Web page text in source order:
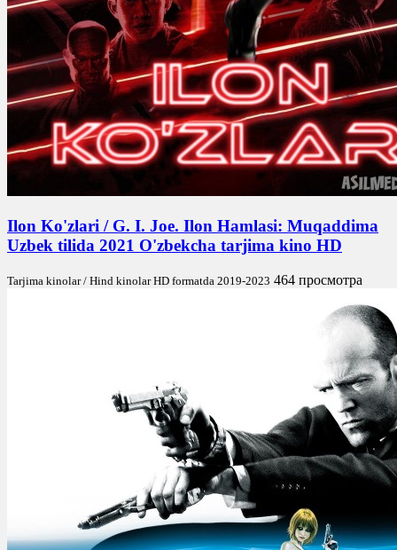
Ilon Ko'zlari / G. I. Joe. Ilon Hamlasi: Muqaddima
Uzbek tilida 2021 O'zbekcha tarjima kino HD
Tarjima kinolar / Hind kinolar HD formatda 2019-2023 464 просмотра